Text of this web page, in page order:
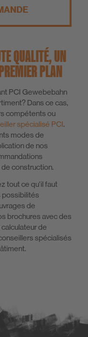
QUALITÉ, UN
PLAN
PCI Gewebebahn
Dans ce cas,
compétents ou
spécialisé PCI.
modes de
de nos
construction.
tout ce qu'il faut
possibilités
de
brochures avec des
de
spécialisés